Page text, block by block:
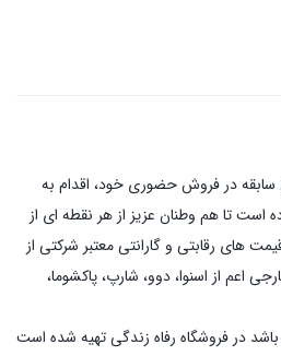
سابقه در فروش حضوری خود، اقدام به
است تا هم وطنان عزیز از هر نقطه ای از
های رقابتی و گارانتی معتبر شرکتی از
اعم از اسنوا، دوو، شارپ، پاکشوما،
در فروشگاه رفاه زندگی تهیه شده است